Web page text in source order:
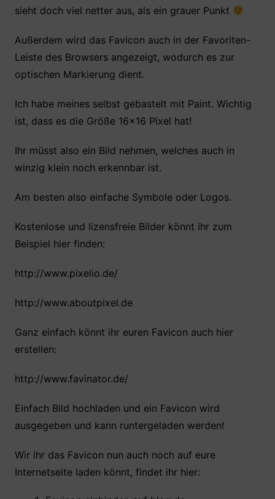
sieht doch viel netter aus, als ein grauer Punkt
Außerdem wird das Favicon auch in der Favoriten-
Leiste des Browsers angezeigt, wodurch es zur
optischen Markierung dient.
Ich habe meines selbst gebastelt mit Paint. Wichtig
ist, dass es die Größe 16×16 Pixel hat!
Ihr müsst also ein Bild nehmen, welches auch in
winzig klein noch erkennbar ist.
Am besten also einfache Symbole oder Logos.
Kostenlose und lizensfreie Bilder könnt ihr zum
Beispiel hier finden:
http://www.pixelio.de/
http://www.aboutpixel.de
Ganz einfach könnt ihr euren Favicon auch hier
erstellen:
http://www.favinator.de/
Einfach Bild hochladen und ein Favicon wird
ausgegeben und kann runtergeladen werden!
Wir ihr das Favicon nun auch noch auf eure
Internetseite laden könnt, findet ihr hier: